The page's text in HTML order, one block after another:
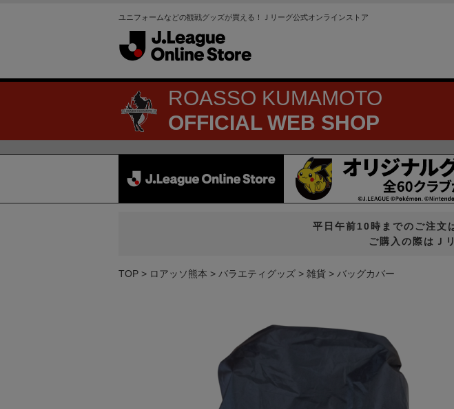
ユニフォームなどの観戦グッズが買える！Ｊリーグ公式オンラインストア
ROASSO KUMAMOTO
OFFICIAL WEB SHOP
平日午前10時までのご注文
ご購入の際はＪ
TOP ロアッソ熊本 バラエティグッズ 雑貨 バッグカバー